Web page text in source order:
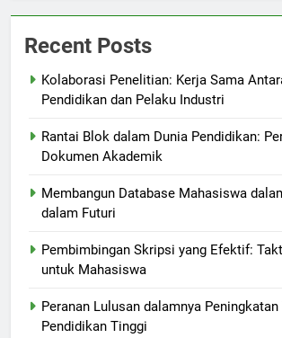
Recent Posts
Kolaborasi Penelitian: Kerja Sama
Pendidikan dan Pelaku Industri
Rantai Blok dalam Dunia Pendidikan:
Dokumen Akademik
Membangun Database Mahasiswa
dalam Futuri
Pembimbingan Skripsi yang Efektif:
untuk Mahasiswa
Peranan Lulusan dalamnya
Pendidikan Tinggi